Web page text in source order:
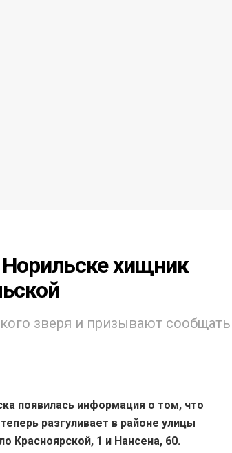
хищник
зверя и призывают сообщать
появилась информация о том, что
теперь разгуливает в районе улицы
Красноярской, 1 и Нансена, 60.